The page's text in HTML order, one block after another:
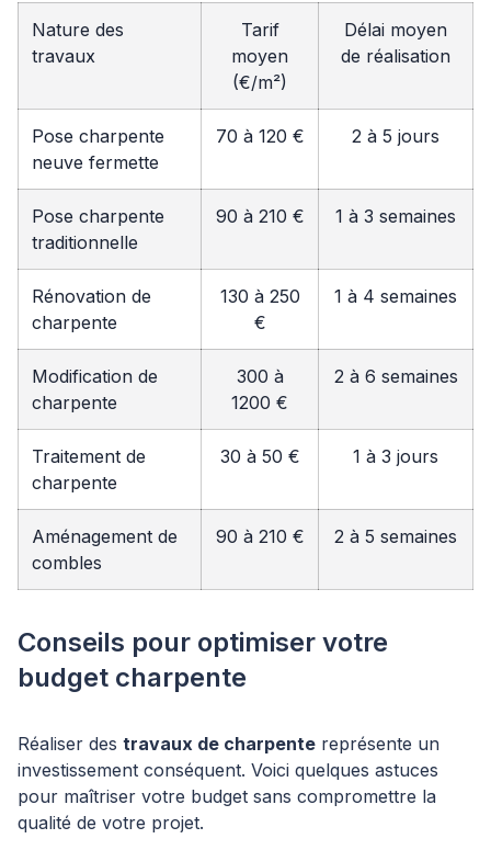
Nature des
travaux
Tarif
moyen
(€/m²)
Délai moyen
de réalisation
Pose charpente
neuve fermette
70 à 120 € 2 à 5 jours
Pose charpente
traditionnelle
90 à 210 € 1 à 3 semaines
Rénovation de
charpente
130 à 250
€
1 à 4 semaines
Modification de
charpente
300 à
1200 €
2 à 6 semaines
Traitement de
charpente
30 à 50 € 1 à 3 jours
Aménagement de
combles
90 à 210 € 2 à 5 semaines
Conseils pour optimiser votre
budget charpente
Réaliser des travaux de charpente représente un
investissement conséquent. Voici quelques astuces
pour maîtriser votre budget sans compromettre la
qualité de votre projet.